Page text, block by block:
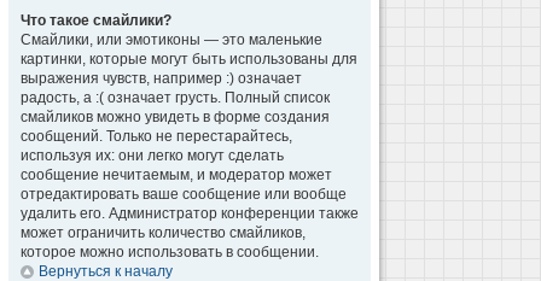
Что такое смайлики?
Смайлики, или эмотиконы — это маленькие
картинки, которые могут быть использованы для
выражения чувств, например :) означает
радость, а :( означает грусть. Полный список
смайликов можно увидеть в форме создания
сообщений. Только не перестарайтесь,
используя их: они легко могут сделать
сообщение нечитаемым, и модератор может
отредактировать ваше сообщение или вообще
удалить его. Администратор конференции также
может ограничить количество смайликов,
которое можно использовать в сообщении.
Вернуться к началу